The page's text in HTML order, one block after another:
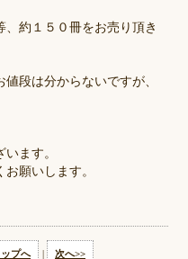
約１５０冊をお売り頂き
値段は分からないですが、
ます。
願いします。
プへ | 次へ>>